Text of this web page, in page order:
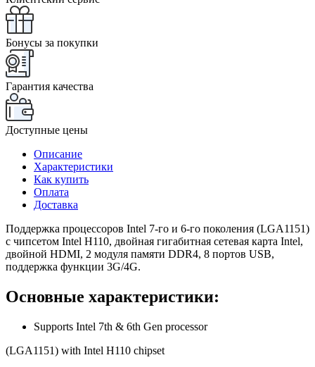
Бонусы за покупки
Гарантия качества
Доступные цены
Описание
Характеристики
Как купить
Оплата
Доставка
Поддержка процессоров Intel 7-го и 6-го поколения (LGA1151)
с чипсетом Intel H110, двойная гигабитная сетевая карта Intel,
двойной HDMI, 2 модуля памяти DDR4, 8 портов USB,
поддержка функции 3G/4G.
Основные характеристики:
Supports Intel 7th & 6th Gen processor
(LGA1151) with Intel H110 chipset